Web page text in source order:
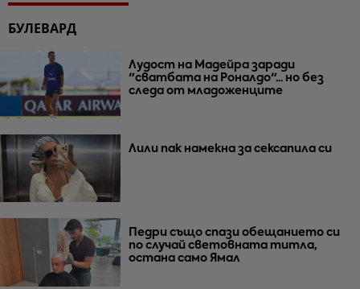
БУЛЕВАРД
Лудост на Мадейра заради
"сватбата на Роналдо"... но без
следа от младоженците
Лили пак намекна за сексапила си
Педри също спази обещанието си
по случай световната титла,
остана само Ямал